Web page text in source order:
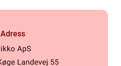
Adress